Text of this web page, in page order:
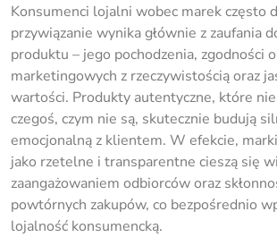
Konsumenci lojalni wobec marek często
przywiązanie wynika głównie z zaufania
produktu – jego pochodzenia, zgodności
marketingowych z rzeczywistością oraz
wartości. Produkty autentyczne, które
czegoś, czym nie są, skutecznie budują
emocjonalną z klientem. W efekcie,
jako rzetelne i transparentne cieszą się
zaangażowaniem odbiorców oraz
powtórnych zakupów, co bezpośrednio
lojalność konsumencką.